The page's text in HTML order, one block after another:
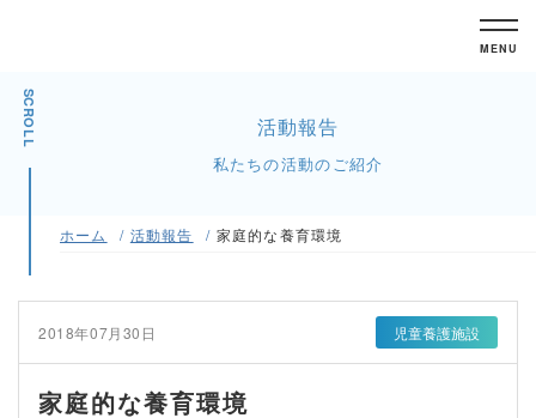
MENU
SCROLL 活動報告
私たちの活動のご紹介
ホーム 活動報告 家庭的な養育環境
2018年07月30日 児童養護施設
家庭的な養育環境